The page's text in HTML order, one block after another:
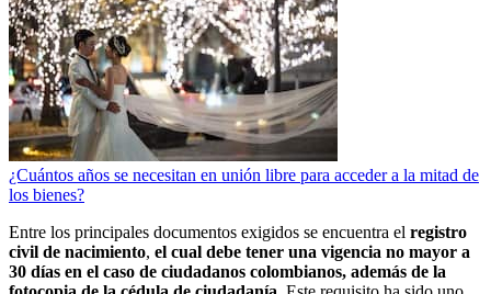
¿Cuántos años se necesitan en unión libre para acceder a la mitad de
los bienes?
Entre los principales documentos exigidos se encuentra el registro
civil de nacimiento, el cual debe tener una vigencia no mayor a
30 días en el caso de ciudadanos colombianos, además de la